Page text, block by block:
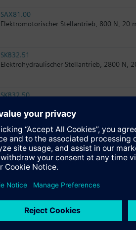
SAX81.00
Elektromotorischer Stellantrieb, 800 N, 20
SKB32.51
Elektrohydraulischer Stellantrieb, 2800 N,
SKB32.50
SKB82.51
Elektrohydraulischer Stellantrieb, 2800 N,
Elektrohydraulischer Stellantrieb, 2800 N,
SKB62UA
Elektrohydraulischer Stellantrieb, 2800 N,